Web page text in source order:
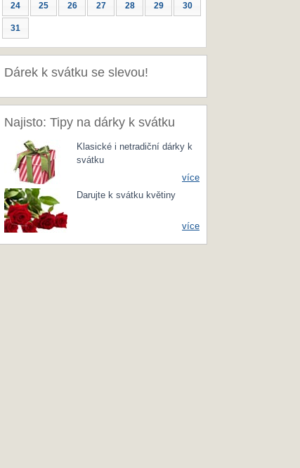
24 25 26 27 28 29 30
31
Dárek k svátku se slevou!
Najisto: Tipy na dárky k svátku
Klasické i netradiční dárky k
svátku
více
Darujte k svátku květiny
více